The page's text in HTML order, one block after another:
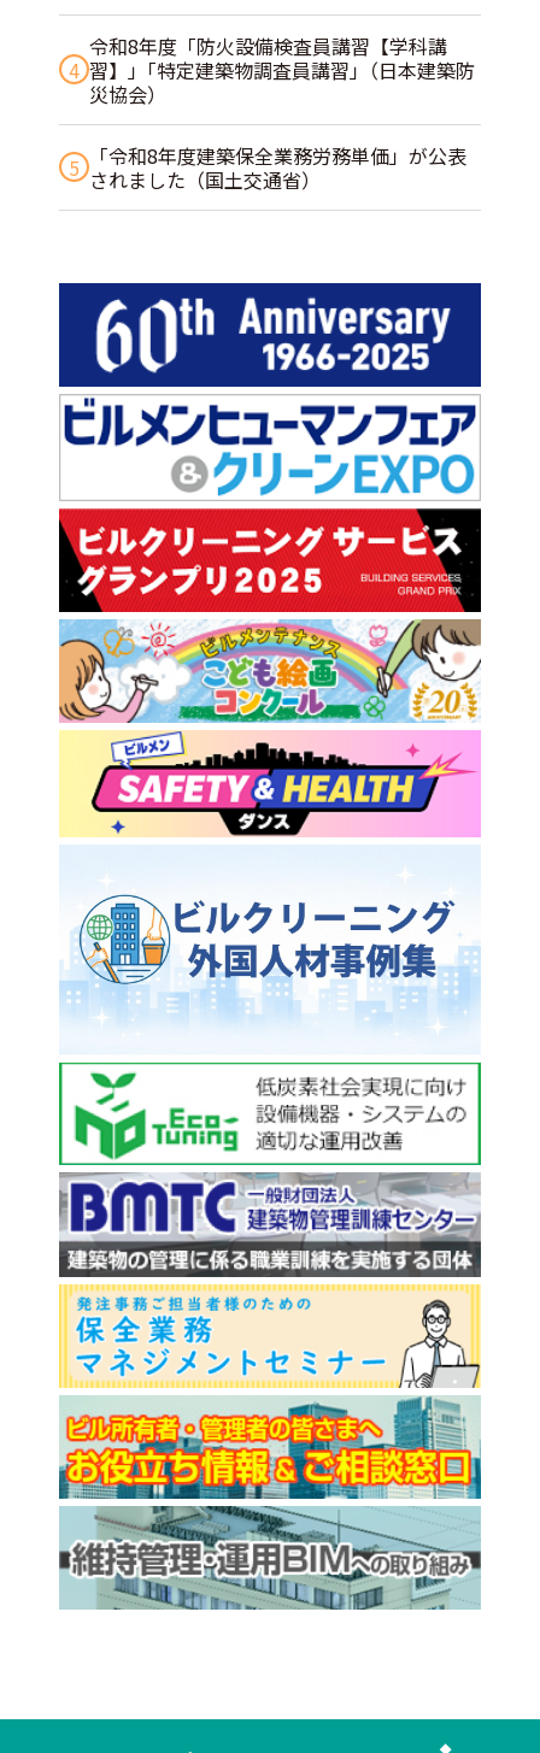
4
令和8年度「防火設備検査員講習【学科講
習】」｢特定建築物調査員講習｣（日本建築防
災協会）
5
「令和8年度建築保全業務労務単価」が公表
されました（国土交通省）